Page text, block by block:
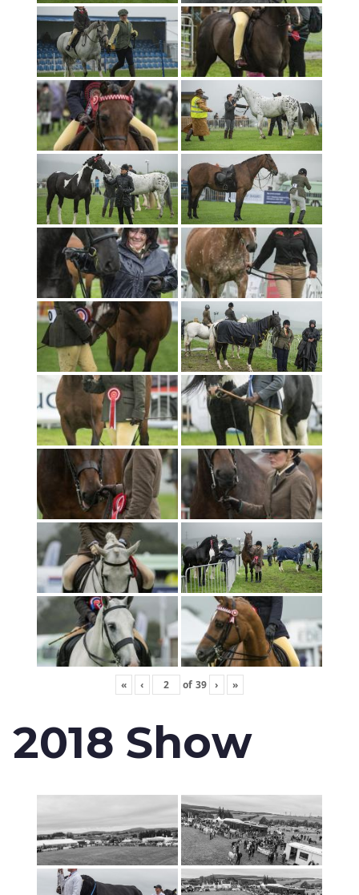
« ‹ of 39 › »
2018 Show